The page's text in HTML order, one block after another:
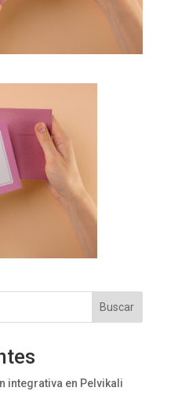
Buscar
integrativa en Pelvikali